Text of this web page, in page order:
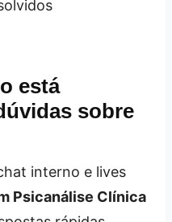
está
sobre
interno e lives
Psicanálise Clínica